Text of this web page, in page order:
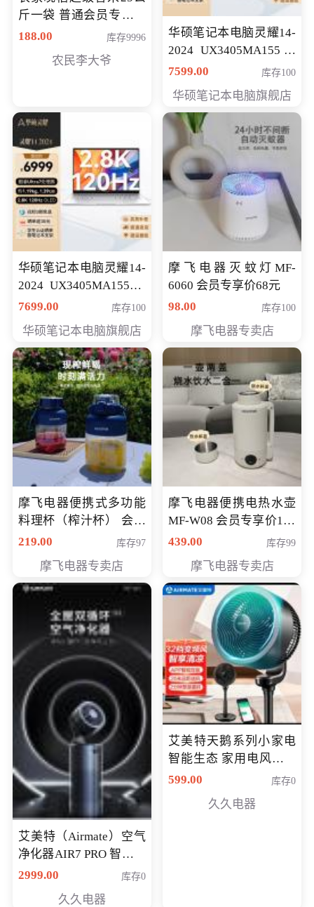
斤一袋 普通会员专享价
格178元
188.00 库存9996
农民李大爷
华硕笔记本电脑灵耀14-
2024 UX3405MA155冰
川银 oled 智慧轻薄本 会
7599.00 库存100
华硕笔记本电脑旗舰店
华硕笔记本电脑灵耀14-
2024 UX3405MA155夜
空蓝 oled 智慧轻薄本 会
7699.00 库存100
华硕笔记本电脑旗舰店
摩飞电器灭蚊灯MF-
6060 会员专享价68元
98.00
库存100
摩飞电器专卖店
摩飞电器便携式多功能
料理杯（榨汁杯） 会员
专享价118元
219.00 库存97
摩飞电器专卖店
摩飞电器便携电热水壶
MF-W08 会员专享价198
元
439.00 库存99
摩飞电器专卖店
艾美特（Airmate）空气
净化器AIR7 PRO 智能全
屋空气循环负离子旗舰
2999.00 库存0
久久电器
艾美特天鹅系列小家电
智能生态 家用电风扇直
流变频节能轻音空气循
鹅，白天鹅智能)
599.00 库存0
久久电器